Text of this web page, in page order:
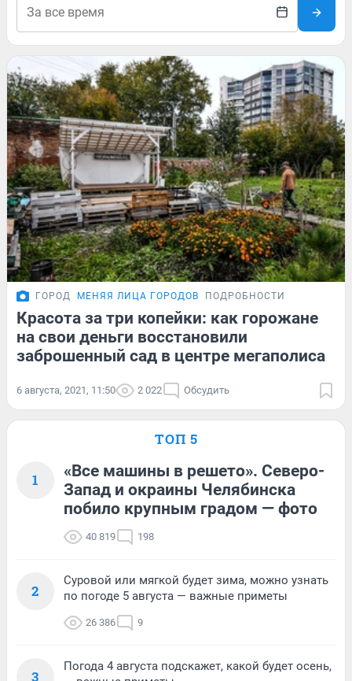
ГОРОД МЕНЯЯ ЛИЦА ГОРОДОВ ПОДРОБНОСТИ
Красота за три копейки: как горожане
на свои деньги восстановили
заброшенный сад в центре мегаполиса
6 августа, 2021, 11:50 2 022 Обсудить
ТОП 5
1
«Все машины в решето». Северо-
Запад и окраины Челябинска
побило крупным градом — фото
40 819 198
2
Суровой или мягкой будет зима, можно узнать
по погоде 5 августа — важные приметы
26 386 9
3
Погода 4 августа подскажет, какой будет осень,